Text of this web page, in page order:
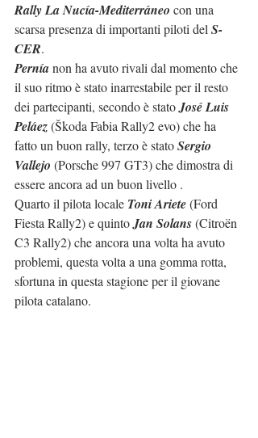
Rally La Nucía-Mediterráneo con una
scarsa presenza di importanti piloti del S-
CER.
Pernía non ha avuto rivali dal momento che
il suo ritmo è stato inarrestabile per il resto
dei partecipanti, secondo è stato José Luis
Peláez (Škoda Fabia Rally2 evo) che ha
fatto un buon rally, terzo è stato Sergio
Vallejo (Porsche 997 GT3) che dimostra di
essere ancora ad un buon livello .
Quarto il pilota locale Toni Ariete (Ford
Fiesta Rally2) e quinto Jan Solans (Citroën
C3 Rally2) che ancora una volta ha avuto
problemi, questa volta a una gomma rotta,
sfortuna in questa stagione per il giovane
pilota catalano.